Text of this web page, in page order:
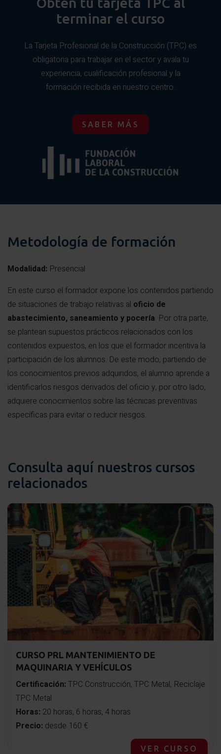
Equipos de trabajo más comunes.
Manipulación manual de cargas.
Entibaciones y sistemas de sostenimiento.
Medios de protección colectiva (colocación, usos,
obligaciones y mantenimiento).
Equipos de protección individual (colocación, usos,
obligaciones y mantenimiento).
de seguridad, etc.).
espacios confinados, servicios afectados,
construcciones colindantes, etc.
terminar el curso
La Tarjeta Profesional de la Construcción (TPC) es
obligatoria para trabajar en el sector y avala tu
experiencia, cualificación profesional y la
formación recibida en nuestro centro.
SABER MÁS
Metodología de formación
Modalidad: Presencial
En este curso el formador expone los contenidos partiendo
de situaciones de trabajo relativas al oficio de
abastecimiento, saneamiento y pocería. Por otra parte,
se plantean supuestos prácticos relacionados con los
contenidos expuestos, en los que el formador incentiva la
participación de los alumnos. De este modo, partiendo de
los conocimientos previos adquiridos, el alumno aprende a
identificarlos riesgos derivados del oficio y, por otro lado,
adquiere conocimientos sobre las técnicas preventivas
específicas para evitar o reducir riesgos.
Consulta aquí nuestros cursos
relacionados
CURSO PRL MANTENIMIENTO DE
MAQUINARIA Y VEHÍCULOS
Certificación: TPC Construcción, TPC Metal, Reciclaje
TPC Metal
Horas: 20 horas, 6 horas, 4 horas
Precio: desde 160 €
VER CURSO